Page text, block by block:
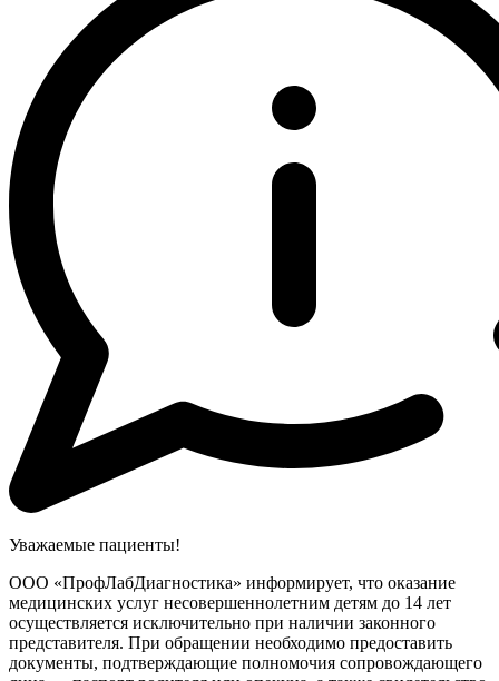
Уважаемые пациенты!
ООО «ПрофЛабДиагностика» информирует, что оказание
медицинских услуг несовершеннолетним детям до 14 лет
осуществляется исключительно при наличии законного
представителя. При обращении необходимо предоставить
документы, подтверждающие полномочия сопровождающего